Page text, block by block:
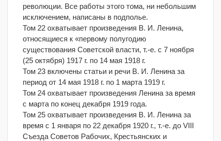
революции. Все работы этого тома, ни небольшим
исключением, написаны в подполье.
Том 22 охватывает произведения В. И. Ленина,
относящиеся к «первому полугодию
существования Советской власти, т.-е. с 7 ноября
(25 октября) 1917 г. по 14 мая 1918 г.
Том 23 включены статьи и речи В. И. Ленина за
период от 14 мая 1918 г. по 1 марта 1919 г.
Том 24 охватывает произведения Ленина за время
с марта по конец декабря 1919 года.
Том 25 охватывает произведения В. И. Ленина за
время с 1 января по 22 декабря 1920 г., т.-е. до VIII
Съезда Советов Рабочих, Крестьянских и